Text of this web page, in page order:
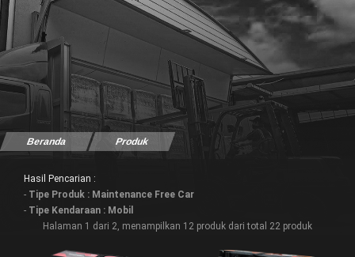
Beranda Produk
Hasil Pencarian :
- Tipe Produk : Maintenance Free Car
- Tipe Kendaraan : Mobil
Halaman 1 dari 2, menampilkan 12 produk dari total 22 produk